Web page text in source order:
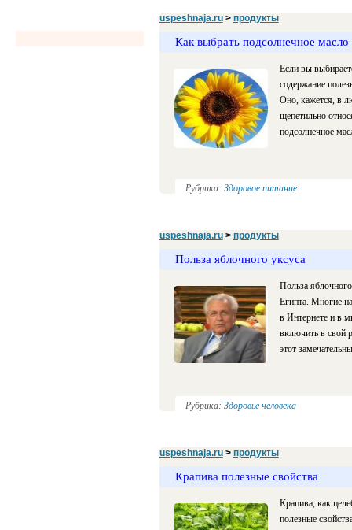
uspeshnaja.ru> продукты
Как выбрать подсолнечное масло
Если вы
содержание
Оно, кажется, в
щепетильно
подсолнечное
Рубрика: Здоровое питание
uspeshnaja.ru> продукты
Польза яблочного уксуса
Польза
Египта. Многие
в Интернете и в
включить в свой
этот
Рубрика: Здоровье человека
uspeshnaja.ru> продукты
Крапива полезные свойства
Крапива, как
полезные